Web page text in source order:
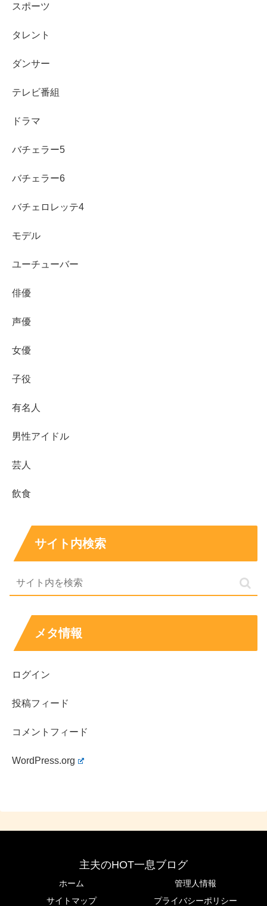
生年は媒体差があり、1972年説と1973年説が併存し
きる事実を軸にすると、
スポーツ
タレント
ダンサー
テレビ番組
ドラマ
バチェラー5
バチェラー6
バチェロレッテ4
モデル
ユーチューバー
俳優
声優
女優
子役
有名人
男性アイドル
芸人
飲食
サイト内検索
メタ情報
ログイン
投稿フィード
コメントフィード
WordPress.org
主夫のHOT一息ブログ
ホーム
管理人情報
サイトマップ
プライバシーポリシー